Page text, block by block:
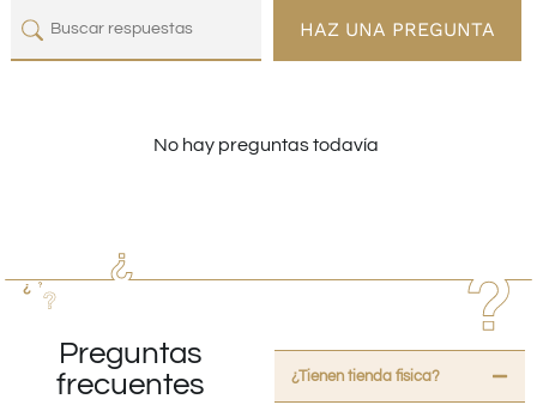
HAZ UNA PREGUNTA
No hay preguntas todavía
Preguntas
frecuentes
¿Tienen tienda fisica?